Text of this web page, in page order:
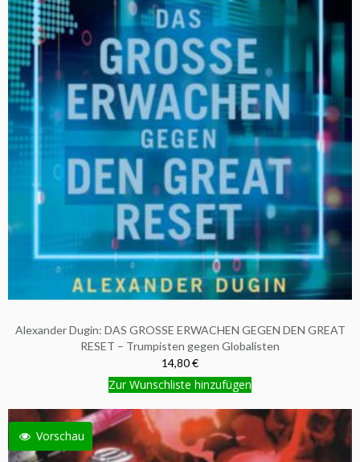
Alexander Dugin: DAS GROSSE ERWACHEN GEGEN DEN GREAT
RESET – Trumpisten gegen Globalisten
14,80 €
Zur Wunschliste hinzufügen
Vorschau